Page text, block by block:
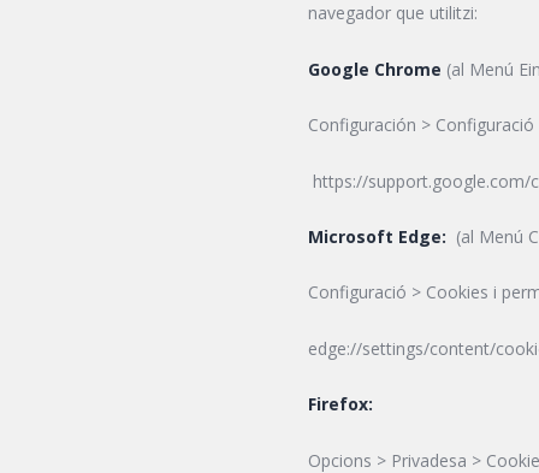
navegador que utilitzi:
Google Chrome (al Menú
Configuración >
https://support.google.com/
Microsoft Edge: (al Menú
Configuració > Cookies i
edge://settings/content/
Firefox:
Opcions > Privadesa >